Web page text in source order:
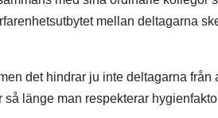
mellan deltagarna
det hindrar ju inte deltagarna från
länge man respekterar